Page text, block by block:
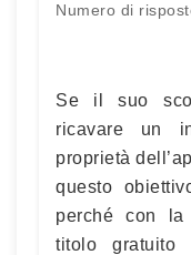
Numero di
Se il suo
ricavare un
proprietà
questo
perché con la
titolo